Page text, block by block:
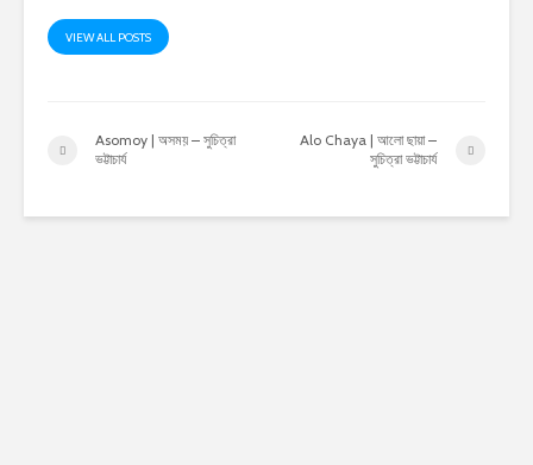
VIEW ALL POSTS
Asomoy | অসময় – সুচিত্রা
ভট্টাচার্য
Alo Chaya | আলো ছায়া –
সুচিত্রা ভট্টাচার্য